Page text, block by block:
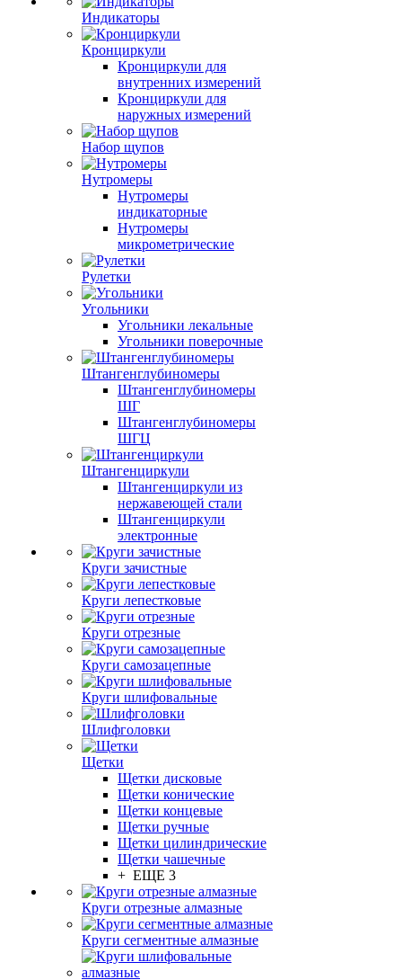
Индикаторы
Кронциркули
Кронциркули для
внутренних измерений
Кронциркули для
наружных измерений
Набор щупов
Нутромеры
Нутромеры
индикаторные
Нутромеры
микрометрические
Рулетки
Угольники
Угольники лекальные
Угольники поверочные
Штангенглубиномеры
Штангенглубиномеры
ШГ
Штангенглубиномеры
ШГЦ
Штангенциркули
Штангенциркули из
нержавеющей стали
Штангенциркули
электронные
Круги зачистные
Круги лепестковые
Круги отрезные
Круги самозацепные
Круги шлифовальные
Шлифголовки
Щетки
Щетки дисковые
Щетки конические
Щетки концевые
Щетки ручные
Щетки цилиндрические
Щетки чашечные
+ ЕЩЕ 3
Круги отрезные алмазные
Круги сегментные алмазные